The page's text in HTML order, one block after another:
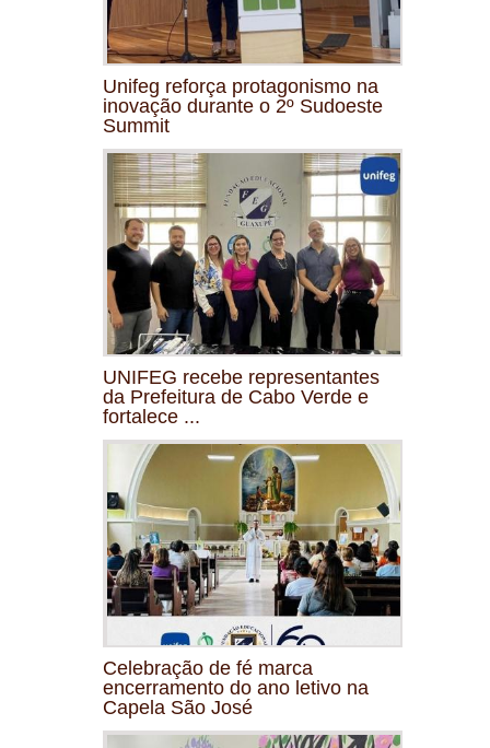
Unifeg reforça protagonismo na
inovação durante o 2º Sudoeste
Summit
UNIFEG recebe representantes
da Prefeitura de Cabo Verde e
fortalece ...
Celebração de fé marca
encerramento do ano letivo na
Capela São José